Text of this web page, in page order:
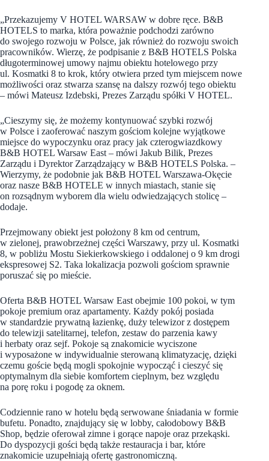
„Przekazujemy V HOTEL WARSAW w dobre ręce. B&B
HOTELS to marka, która poważnie podchodzi zarówno
do swojego rozwoju w Polsce, jak również do rozwoju swoich
pracowników. Wierzę, że podpisanie z B&B HOTELS Polska
długoterminowej umowy najmu obiektu hotelowego przy
ul. Kosmatki 8 to krok, który otwiera przed tym miejscem nowe
możliwości oraz stwarza szansę na dalszy rozwój tego obiektu
– mówi Mateusz Izdebski, Prezes Zarządu spółki V HOTEL.
„Cieszymy się, że możemy kontynuować szybki rozwój
w Polsce i zaoferować naszym gościom kolejne wyjątkowe
miejsce do wypoczynku oraz pracy jak czterogwiazdkowy
B&B HOTEL Warsaw East – mówi Jakub Bilik, Prezes
Zarządu i Dyrektor Zarządzający w B&B HOTELS Polska. –
Wierzymy, że podobnie jak B&B HOTEL Warszawa-Okęcie
oraz nasze B&B HOTELE w innych miastach, stanie się
on rozsądnym wyborem dla wielu odwiedzających stolicę –
dodaje.
Przejmowany obiekt jest położony 8 km od centrum,
w zielonej, prawobrzeżnej części Warszawy, przy ul. Kosmatki
8, w pobliżu Mostu Siekierkowskiego i oddalonej o 9 km drogi
ekspresowej S2. Taka lokalizacja pozwoli gościom sprawnie
poruszać się po mieście.
Oferta B&B HOTEL Warsaw East obejmie 100 pokoi, w tym
pokoje premium oraz apartamenty. Każdy pokój posiada
w standardzie prywatną łazienkę, duży telewizor z dostępem
do telewizji satelitarnej, telefon, zestaw do parzenia kawy
i herbaty oraz sejf. Pokoje są znakomicie wyciszone
i wyposażone w indywidualnie sterowaną klimatyzację, dzięki
czemu goście będą mogli spokojnie wypocząć i cieszyć się
optymalnym dla siebie komfortem cieplnym, bez względu
na porę roku i pogodę za oknem.
Codziennie rano w hotelu będą serwowane śniadania w formie
bufetu. Ponadto, znajdujący się w lobby, całodobowy B&B
Shop, będzie oferował zimne i gorące napoje oraz przekąski.
Do dyspozycji gości będą także restauracja i bar, które
znakomicie uzupełniają ofertę gastronomiczną.